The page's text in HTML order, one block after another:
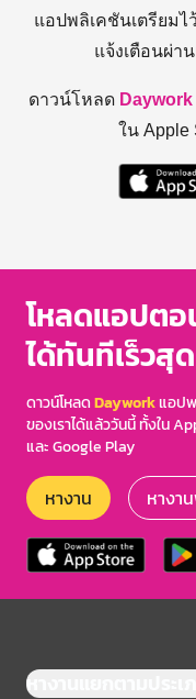
แอปพลิเคชันเตรียมไ
แจ้งเตือนผ่
ดาวน์โหลด Daywork
ใน Apple
โหลดแอปตอ
ได้ทันทีเร็วสุ
ดาวน์โหลดDayworkแอป
ของเราได้แล้ววันนี้ ทั้งใน
และ Google Play
หางาน หางา
หางานแยกตามประเภ